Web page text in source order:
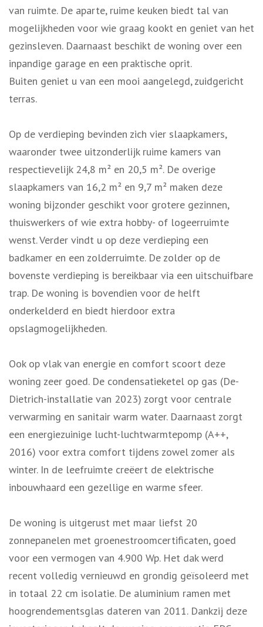
van ruimte. De aparte, ruime keuken biedt tal van
mogelijkheden voor wie graag kookt en geniet van het
gezinsleven. Daarnaast beschikt de woning over een
inpandige garage en een praktische oprit.
Buiten geniet u van een mooi aangelegd, zuidgericht
terras.
Op de verdieping bevinden zich vier slaapkamers,
waaronder twee uitzonderlijk ruime kamers van
respectievelijk 24,8 m² en 20,5 m². De overige
slaapkamers van 16,2 m² en 9,7 m² maken deze
woning bijzonder geschikt voor grotere gezinnen,
thuiswerkers of wie extra hobby- of logeerruimte
wenst. Verder vindt u op deze verdieping een
badkamer en een zolderruimte. De zolder op de
bovenste verdieping is bereikbaar via een uitschuifbare
trap. De woning is bovendien voor de helft
onderkelderd en biedt hierdoor extra
opslagmogelijkheden.
Ook op vlak van energie en comfort scoort deze
woning zeer goed. De condensatieketel op gas (De-
Dietrich-installatie van 2023) zorgt voor centrale
verwarming en sanitair warm water. Daarnaast zorgt
een energiezuinige lucht-luchtwarmtepomp (A++,
2016) voor extra comfort tijdens zowel zomer als
winter. In de leefruimte creëert de elektrische
inbouwhaard een gezellige en warme sfeer.
De woning is uitgerust met maar liefst 20
zonnepanelen met groenestroomcertificaten, goed
voor een vermogen van 4.900 Wp. Het dak werd
recent volledig vernieuwd en grondig geïsoleerd met
in totaal 22 cm isolatie. De aluminium ramen met
hoogrendementsglas dateren van 2011. Dankzij deze